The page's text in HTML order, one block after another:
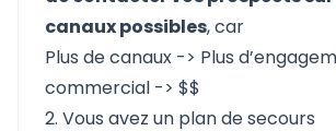
canaux possibles, car
Plus de canaux -> Plus
commercial -> $$
2. Vous avez un plan de secours